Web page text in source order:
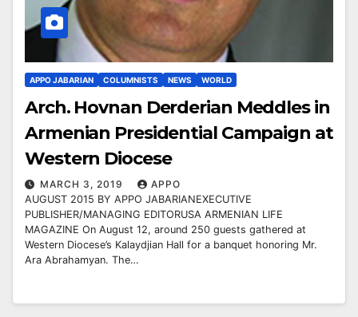
APPO JABARIAN COLUMNISTS NEWS WORLD
Arch. Hovnan Derderian Meddles in
Armenian Presidential Campaign at
Western Diocese
MARCH 3, 2019
APPO
AUGUST 2015 BY APPO JABARIANEXECUTIVE
PUBLISHER/MANAGING EDITORUSA ARMENIAN LIFE
MAGAZINE On August 12, around 250 guests gathered at
Western Diocese’s Kalaydjian Hall for a banquet honoring Mr.
Ara Abrahamyan. The…